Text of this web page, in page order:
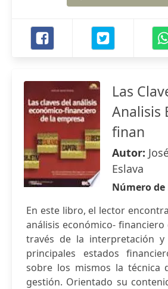
Las
Analisis
finan
Autor:
Eslava
Número de
En este libro, el lector
análisis económico- financiero
través de la interpretación y
principales estados
sobre los mismos la técnica
gestión. Orientado su